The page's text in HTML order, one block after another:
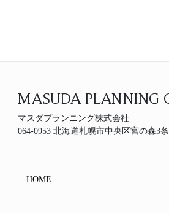
MASUDA PLANNING
マスダプランニング株式会社
064-0953 北海道札幌市中央区宮の森3
HOME